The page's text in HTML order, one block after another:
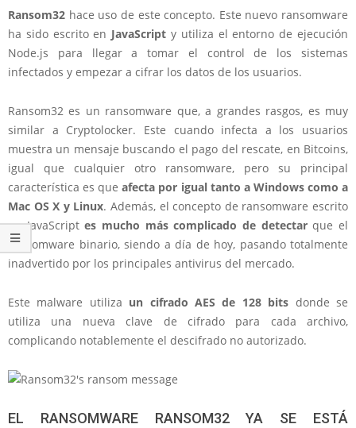
Ransom32 hace uso de este concepto. Este nuevo ransomware
ha sido escrito en JavaScript y utiliza el entorno de ejecución
Node.js para llegar a tomar el control de los sistemas
infectados y empezar a cifrar los datos de los usuarios.
Ransom32 es un ransomware que, a grandes rasgos, es muy
similar a Cryptolocker. Este cuando infecta a los usuarios
muestra un mensaje buscando el pago del rescate, en Bitcoins,
igual que cualquier otro ransomware, pero su principal
característica es queafecta por igual tanto a Windows como a
Mac OS X y Linux. Además, el concepto de ransomware escrito
en JavaScriptes mucho más complicado de detectarque el
ransomware binario, siendo a día de hoy, pasando totalmente
inadvertido por los principales antivirus del mercado.
Este malware utiliza un cifrado AES de 128 bits donde se
utiliza una nueva clave de cifrado para cada archivo,
complicando notablemente el descifrado no autorizado.
EL RANSOMWARE RANSOM32 YA SE ESTÁ